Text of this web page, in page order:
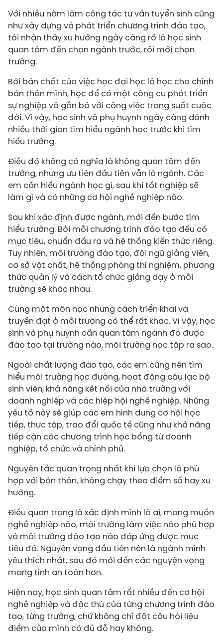
Với nhiều năm làm công tác tư vấn tuyển sinh cũng
như xây dựng và phát triển chương trình đào tạo,
tôi nhận thấy xu hướng ngày càng rõ là học sinh
quan tâm đến chọn ngành trước, rồi mới chọn
trường.
Bởi bản chất của việc học đại học là học cho chính
bản thân mình, học để có một công cụ phát triển
sự nghiệp và gắn bó với công việc trong suốt cuộc
đời. Vì vậy, học sinh và phụ huynh ngày càng dành
nhiều thời gian tìm hiểu ngành học trước khi tìm
hiểu trường.
Điều đó không có nghĩa là không quan tâm đến
trường, nhưng ưu tiên đầu tiên vẫn là ngành. Các
em cần hiểu ngành học gì, sau khi tốt nghiệp sẽ
làm gì và có những cơ hội nghề nghiệp nào.
Sau khi xác định được ngành, mới đến bước tìm
hiểu trường. Bởi mỗi chương trình đào tạo đều có
mục tiêu, chuẩn đầu ra và hệ thống kiến thức riêng.
Tuy nhiên, môi trường đào tạo, đội ngũ giảng viên,
cơ sở vật chất, hệ thống phòng thí nghiệm, phương
thức quản lý và cách tổ chức giảng dạy ở mỗi
trường sẽ khác nhau.
Cùng một môn học nhưng cách triển khai và
truyền đạt ở mỗi trường có thể rất khác. Vì vậy, học
sinh và phụ huynh cần quan tâm ngành đó được
đào tạo tại trường nào, môi trường học tập ra sao.
Ngoài chất lượng đào tạo, các em cũng nên tìm
hiểu môi trường học đường, hoạt động câu lạc bộ
sinh viên, khả năng kết nối của nhà trường với
doanh nghiệp và các hiệp hội nghề nghiệp. Những
yếu tố này sẽ giúp các em hình dung cơ hội học
tiếp, thực tập, trao đổi quốc tế cũng như khả năng
tiếp cận các chương trình học bổng từ doanh
nghiệp, tổ chức và chính phủ.
Nguyên tắc quan trọng nhất khi lựa chọn là phù
hợp với bản thân, không chạy theo điểm số hay xu
hướng.
Điều quan trọng là xác định mình là ai, mong muốn
nghề nghiệp nào, môi trường làm việc nào phù hợp
và môi trường đào tạo nào đáp ứng được mục
tiêu đó. Nguyện vọng đầu tiên nên là ngành mình
yêu thích nhất, sau đó mới đến các nguyện vọng
mang tính an toàn hơn.
Hiện nay, học sinh quan tâm rất nhiều đến cơ hội
nghề nghiệp và đặc thù của từng chương trình đào
tạo, từng trường, chứ không chỉ đặt câu hỏi liệu
điểm của mình có đủ đỗ hay không.